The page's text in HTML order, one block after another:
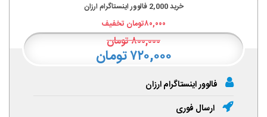
خرید2,000 فالوور اینستاگرام ارزان
۸۰,۰۰۰تومان تخفیف
۸۰۰,۰۰۰تومان
۷۲۰,۰۰۰ تومان
فالوور اینستاگرام ارزان
ارسال فوری